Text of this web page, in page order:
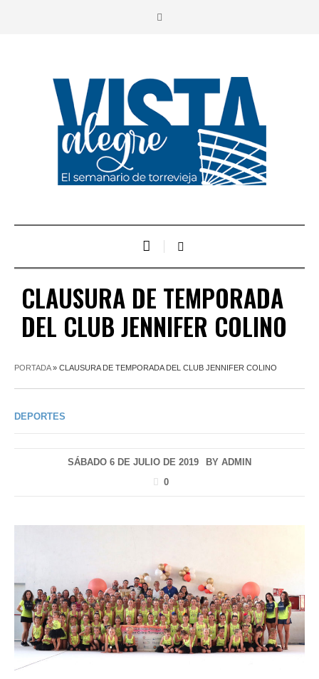
CLAUSURA DE TEMPORADA
DEL CLUB JENNIFER COLINO
PORTADA» CLAUSURA DE TEMPORADA DEL CLUB JENNIFER COLINO
DEPORTES
SÁBADO 6 DE JULIO DE 2019 BY ADMIN
0